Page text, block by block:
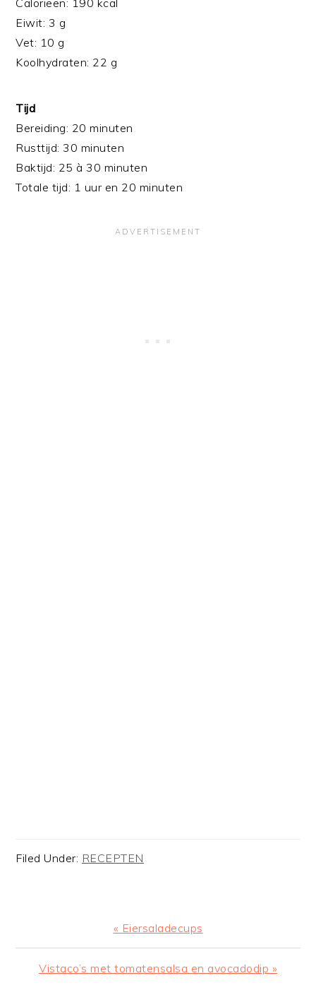
Calorieën: 190 kcal
Eiwit: 3 g
Vet: 10 g
Koolhydraten: 22 g
Tijd
Bereiding: 20 minuten
Rusttijd: 30 minuten
Baktijd: 25 à 30 minuten
Totale tijd: 1 uur en 20 minuten
Filed Under: RECEPTEN
Previous
Post:
« Eiersaladecups
Next
Vistaco’s met tomatensalsa en avocadodip »